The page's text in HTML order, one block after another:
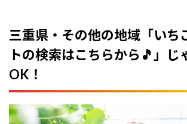
三重県・その他の地域「いち
トの検索はこちらから🎵」じ
OK！